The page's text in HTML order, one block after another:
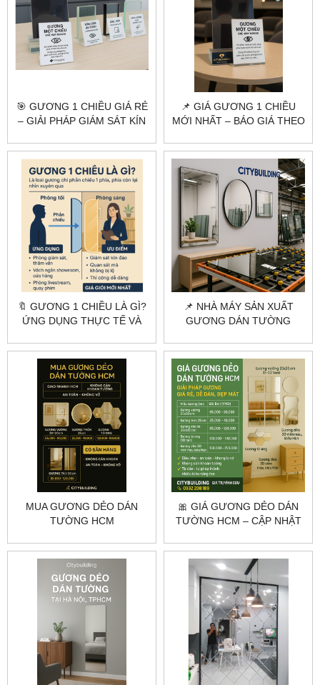
🎯 GƯƠNG 1 CHIỀU GIÁ RẺ
– GIẢI PHÁP GIÁM SÁT KÍN
📌 GIÁ GƯƠNG 1 CHIỀU
MỚI NHẤT – BÁO GIÁ THEO
🔖 GƯƠNG 1 CHIỀU LÀ GÌ?
ỨNG DỤNG THỰC TẾ VÀ
MỚI NHẤT
📌 NHÀ MÁY SẢN XUẤT
GƯƠNG DÁN TƯỜNG
CÔNG CHUYÊN NGHIỆP
MUA GƯƠNG DẺO DÁN
TƯỜNG HCM
NHẸ, GIAO NHANH
🎀 GIÁ GƯƠNG DẺO DÁN
TƯỜNG HCM – CẬP NHẬT
CITYBUILDING